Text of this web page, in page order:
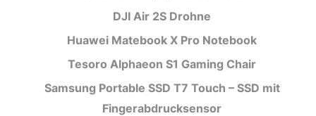
DJI Air 2S Drohne
Huawei Matebook X Pro Notebook
Tesoro Alphaeon S1 Gaming Chair
Samsung Portable SSD T7 Touch – SSD mit
Fingerabdrucksensor